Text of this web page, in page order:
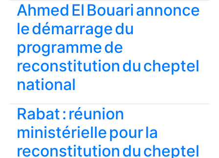
Ahmed El Bouari annonce
le démarrage du
programme de
reconstitution du cheptel
national
Rabat : réunion
ministérielle pour la
reconstitution du cheptel